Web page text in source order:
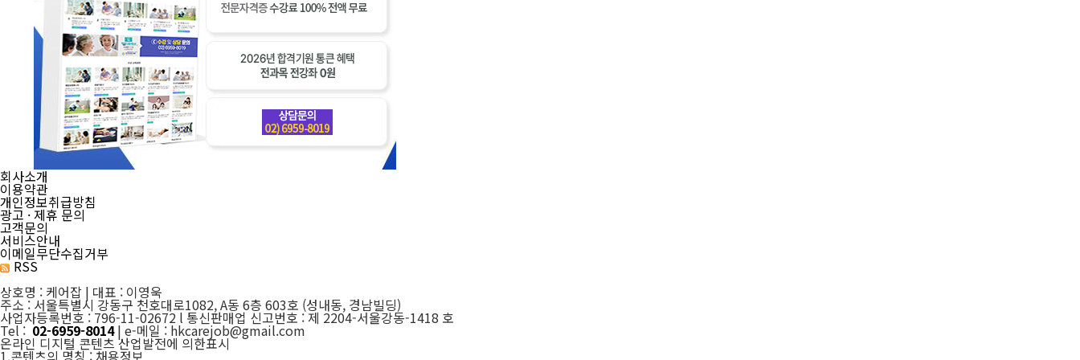
회사소개
이용약관
개인정보취급방침
광고 · 제휴 문의
고객문의
서비스안내
이메일무단수집거부
RSS
상호명 : 케어잡 | 대표 : 이영욱
주소 : 서울특별시 강동구 천호대로1082, A동 6층 603호 (성내동, 경남빌딩)
사업자등록번호 : 796-11-02672 l 통신판매업 신고번호 : 제 2204-서울강동-1418 호
Tel : 02-6959-8014| e-메일 : hkcarejob@gmail.com
온라인 디지털 콘텐츠 산업발전에 의한표시
1.콘텐츠의 명칭 : 채용정보